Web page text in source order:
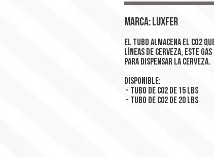
MARCA: LUXFER
El tubo almacena el Co2
líneas de cerveza, este gas
para dispensar la cerveza.
Disponible:
- Tubo de C02 de 15 LBS
- Tubo de C02 de 20 LBS